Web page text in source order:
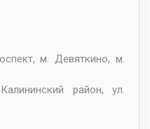
м. Девяткино, м.
Калининский район, ул.